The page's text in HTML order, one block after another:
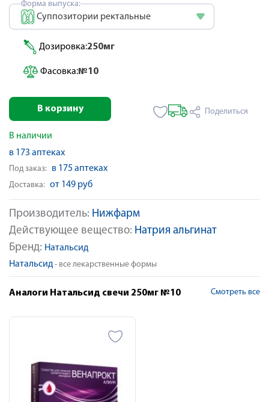
Производитель: Нижфарм
Действующее вещество: Натрия альгинат
Бренд: Натальсид
Натальсид - все лекарственные формы
Форма выпуска:
Суппозитории ректальные
Дозировка:250мг
Фасовка:№10
В корзину Поделиться
В наличии
в 173 аптеках
Под заказ: в 175 аптеках
Доставка: от 149 руб
Аналоги Натальсид свечи 250мг №10 Смотреть все